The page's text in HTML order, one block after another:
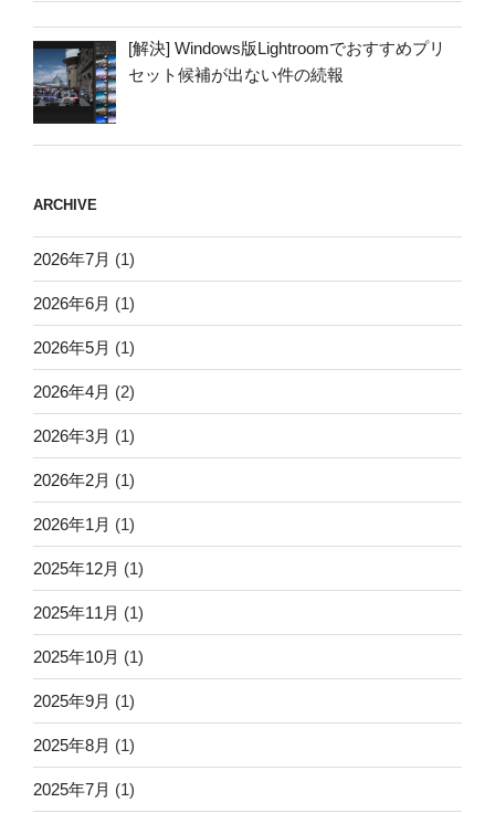
[解決] Windows版Lightroomでおすすめプリ
セット候補が出ない件の続報
ARCHIVE
2026年7月 (1)
2026年6月 (1)
2026年5月 (1)
2026年4月 (2)
2026年3月 (1)
2026年2月 (1)
2026年1月 (1)
2025年12月 (1)
2025年11月 (1)
2025年10月 (1)
2025年9月 (1)
2025年8月 (1)
2025年7月 (1)